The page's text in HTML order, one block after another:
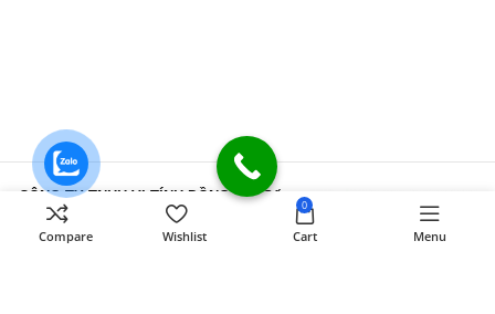
CÔNG TY TNHH VI TÍNH ĐỒNG NAI Số
589,Đồng Khởi, KP8, P.Tân Triều, Tỉnh
Đồng Nai
MST: 3603507123 Sở Kế
Compare Wishlist
0
Cart Menu